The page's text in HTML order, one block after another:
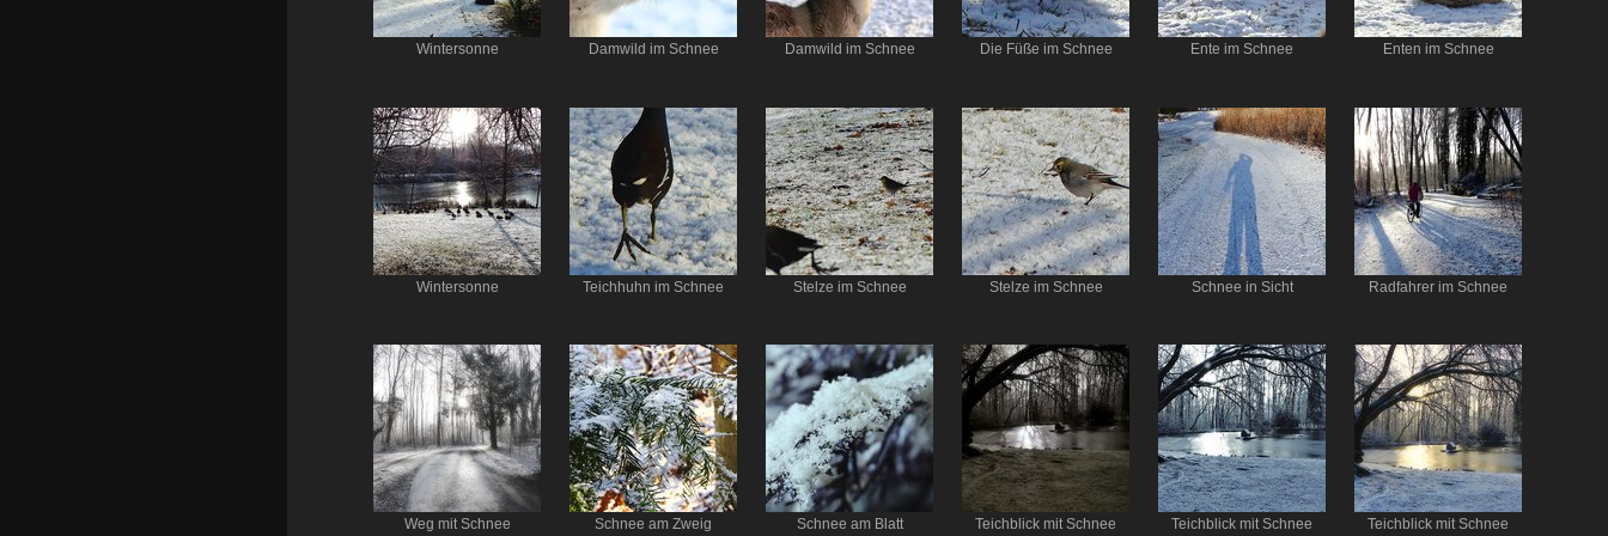
Wintersonne Damwild im Schnee Damwild im Schnee Die Füße im Schnee Ente im Schnee Enten im Schnee
Wintersonne Teichhuhn im Schnee Stelze im Schnee Stelze im Schnee Schnee in Sicht Radfahrer im Schnee
Weg mit Schnee Schnee am Zweig Schnee am Blatt Teichblick mit Schnee Teichblick mit Schnee Teichblick mit Schnee